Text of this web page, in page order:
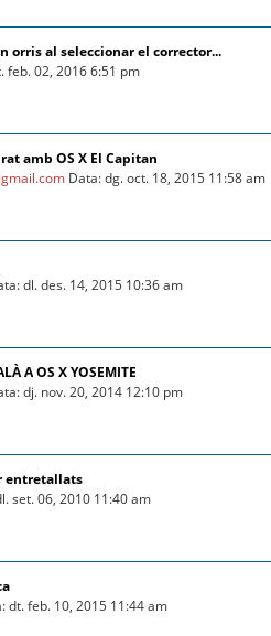
orris al seleccionar el corrector...
feb. 02, 2016 6:51 pm
amb OS X El Capitan
Data: dg. oct. 18, 2015 11:58 am
dl. des. 14, 2015 10:36 am
A OS X YOSEMITE
dj. nov. 20, 2014 12:10 pm
entretallats
set. 06, 2010 11:40 am
dt. feb. 10, 2015 11:44 am